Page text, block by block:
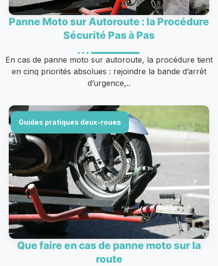
Panne Moto sur Autoroute : la Procédure
Sécurité Pas à Pas
En cas de panne moto sur autoroute, la procédure tient
en cinq priorités absolues : rejoindre la bande d’arrêt
d’urgence,..
Guides pratiques deux-roues
Que faire en cas de panne moto sur la
route